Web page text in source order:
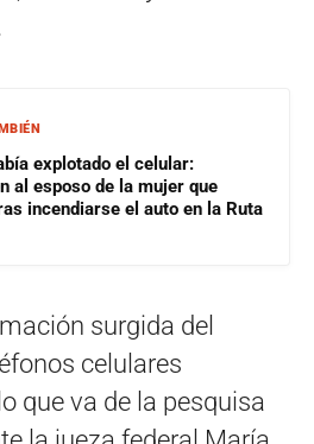
explotado el celular:
al esposo de la mujer que
incendiarse el auto en la Ruta
surgida del
celulares
que va de la pesquisa